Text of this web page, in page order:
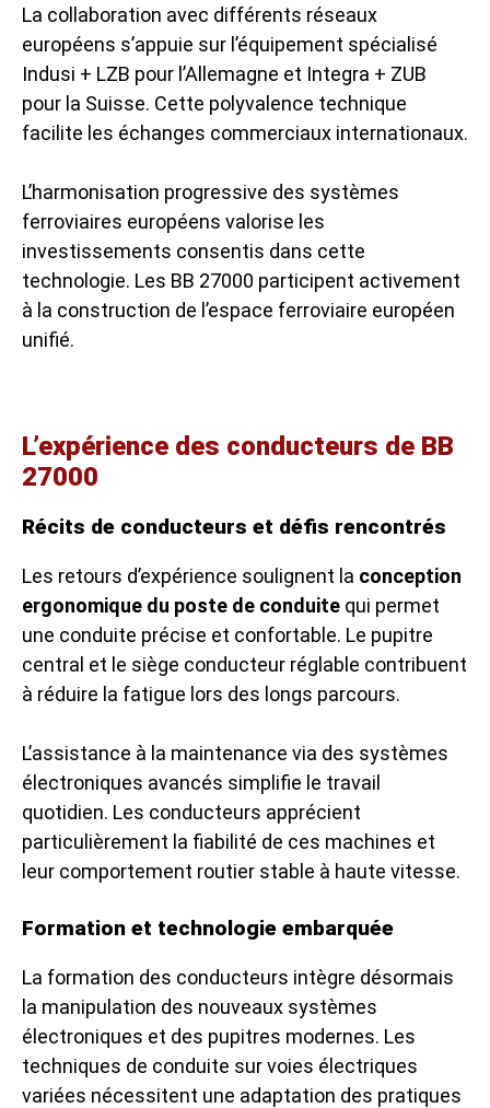
La collaboration avec différents réseaux
européens s’appuie sur l’équipement spécialisé
Indusi + LZB pour l’Allemagne et Integra + ZUB
pour la Suisse. Cette polyvalence technique
facilite les échanges commerciaux internationaux.
L’harmonisation progressive des systèmes
ferroviaires européens valorise les
investissements consentis dans cette
technologie. Les BB 27000 participent activement
à la construction de l’espace ferroviaire européen
unifié.
L’expérience des conducteurs de BB
27000
Récits de conducteurs et défis rencontrés
Les retours d’expérience soulignent la conception
ergonomique du poste de conduite qui permet
une conduite précise et confortable. Le pupitre
central et le siège conducteur réglable contribuent
à réduire la fatigue lors des longs parcours.
L’assistance à la maintenance via des systèmes
électroniques avancés simplifie le travail
quotidien. Les conducteurs apprécient
particulièrement la fiabilité de ces machines et
leur comportement routier stable à haute vitesse.
Formation et technologie embarquée
La formation des conducteurs intègre désormais
la manipulation des nouveaux systèmes
électroniques et des pupitres modernes. Les
techniques de conduite sur voies électriques
variées nécessitent une adaptation des pratiques